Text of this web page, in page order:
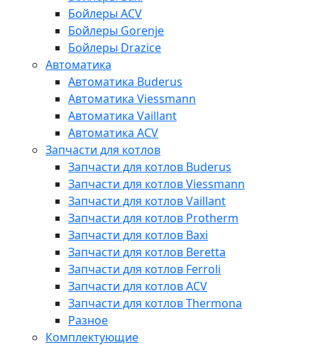
Бойлеры ACV
Бойлеры Gorenje
Бойлеры Drazice
Автоматика
Автоматика Buderus
Автоматика Viessmann
Автоматика Vaillant
Автоматика ACV
Запчасти для котлов
Запчасти для котлов Buderus
Запчасти для котлов Viessmann
Запчасти для котлов Vaillant
Запчасти для котлов Protherm
Запчасти для котлов Baxi
Запчасти для котлов Beretta
Запчасти для котлов Ferroli
Запчасти для котлов ACV
Запчасти для котлов Thermona
Разное
Комплектующие